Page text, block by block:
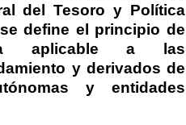
del Tesoro y Política
define el principio de
aplicable a las
y derivados de
y entidades